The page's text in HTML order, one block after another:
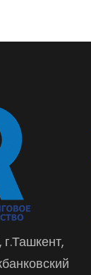
г.Ташкент,